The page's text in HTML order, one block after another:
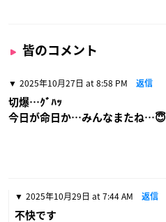
皆のコメント
2025年10月27日 at 8:58 PM 返信
切爆…ｸﾞﾊｯ
今日が命日か…みんなまたね…😇
2025年10月29日 at 7:44 AM 返信
不快です